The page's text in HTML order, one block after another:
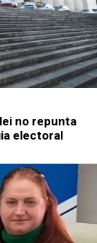
no repunta
electoral